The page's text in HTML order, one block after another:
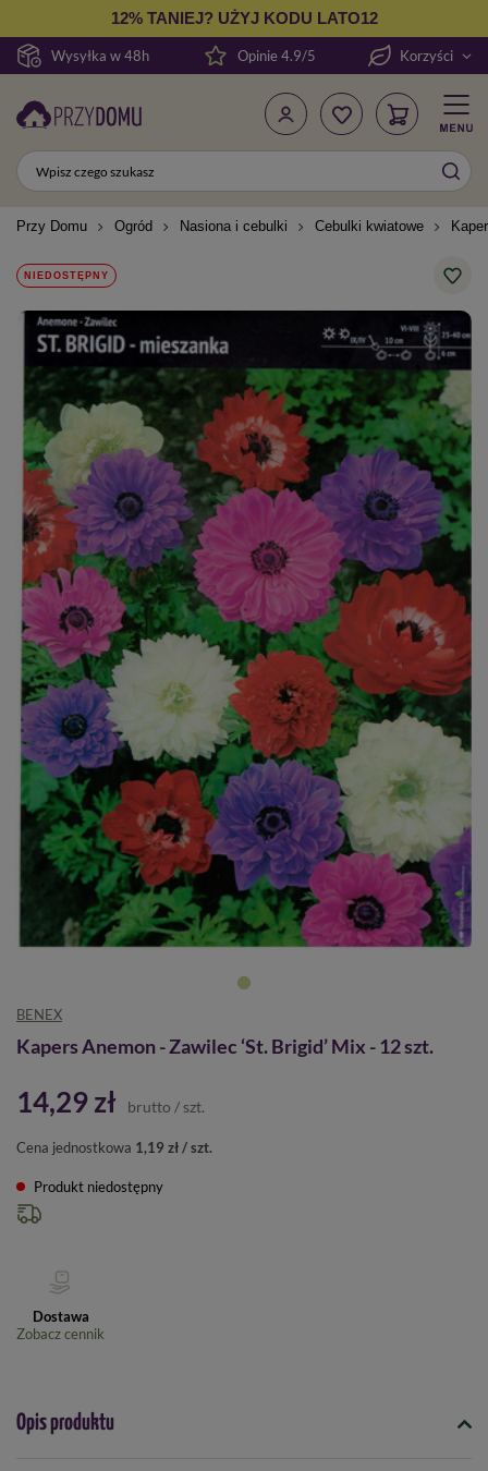
Wysyłka w 48h
12% TANIEJ? UŻYJ KODU LATO12
Opinie 4.9/5 Korzyści
Przy Domu Ogród Nasiona i cebulki Cebulki kwiatowe
NIEDOSTĘPNY
BENEX
Kapers Anemon - Zawilec ‘St. Brigid’ Mix - 12 szt.
14,29 zł brutto / szt.
Cena jednostkowa 1,19 zł / szt.
Produkt niedostępny
Dostawa
Zobacz cennik
Opis produktu